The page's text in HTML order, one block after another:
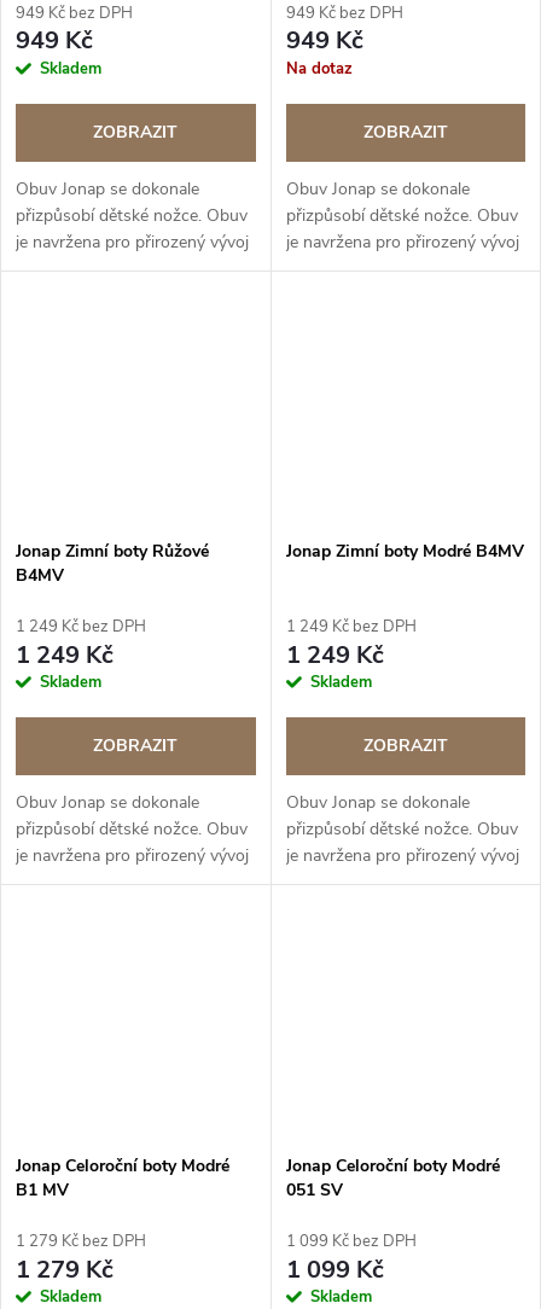
949 Kč bez DPH
949 Kč
Skladem
ZOBRAZIT
Obuv Jonap se dokonale
přizpůsobí dětské nožce. Obuv
je navržena pro přirozený vývoj
nohy. BAREFOOT řada
949 Kč bez DPH
949 Kč
Na dotaz
ZOBRAZIT
Obuv Jonap se dokonale
přizpůsobí dětské nožce. Obuv
je navržena pro přirozený vývoj
nohy. BAREFOOT řada
Jonap Zimní boty Růžové
B4MV
1 249 Kč bez DPH
1 249 Kč
Skladem
ZOBRAZIT
Obuv Jonap se dokonale
přizpůsobí dětské nožce. Obuv
je navržena pro přirozený vývoj
nohy. BAREFOOT řada
Jonap Zimní boty Modré B4MV
1 249 Kč bez DPH
1 249 Kč
Skladem
ZOBRAZIT
Obuv Jonap se dokonale
přizpůsobí dětské nožce. Obuv
je navržena pro přirozený vývoj
nohy. BAREFOOT řada
Jonap Celoroční boty Modré
B1 MV
1 279 Kč bez DPH
1 279 Kč
Skladem
Jonap Celoroční boty Modré
051 SV
1 099 Kč bez DPH
1 099 Kč
Skladem